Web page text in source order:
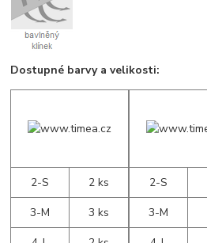
Dostupné barvy a velikosti:
2-S
2 ks
3-M
3 ks
2-S
3-M